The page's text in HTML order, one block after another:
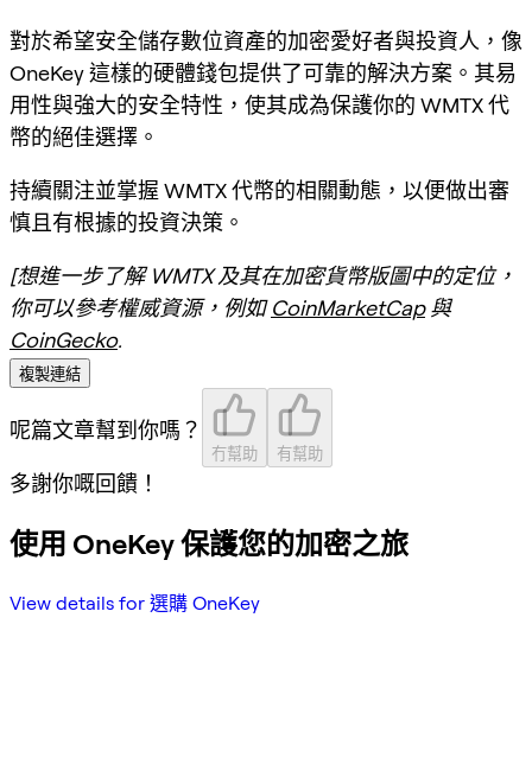
對於希望安全儲存數位資產的加密愛好者與投資人，像
OneKey 這樣的硬體錢包提供了可靠的解決方案。其易
用性與強大的安全特性，使其成為保護你的 WMTX 代
幣的絕佳選擇。
持續關注並掌握 WMTX 代幣的相關動態，以便做出審
慎且有根據的投資決策。
[想進一步了解 WMTX 及其在加密貨幣版圖中的定位，
你可以參考權威資源，例如CoinMarketCap與
CoinGecko.
複製連結
呢篇文章幫到你嗎？
冇幫助 有幫助
多謝你嘅回饋！
使用 OneKey 保護您的加密之旅
View details for 選購 OneKey